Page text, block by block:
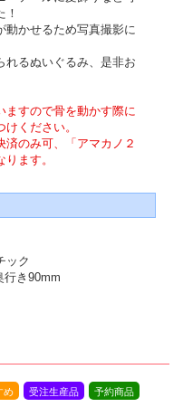
動かせるため写真撮影に
れるぬいぐるみ、是非お
すので骨を動かす際に
ください。
のみ可、「アマカノ２
ます。
ック
行き90mm
め 受注生産品
予約商品